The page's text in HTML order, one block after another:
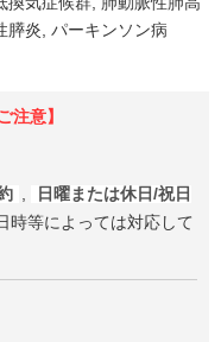
膵炎 パーキンソン病
注意】
,
日曜または休日/祝日
時等によっては対応して